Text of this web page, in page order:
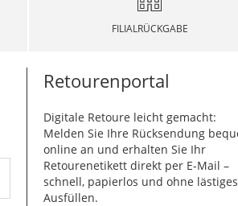
FILIALRÜCKGABE
Retourenportal
Digitale Retoure leicht gemacht:
Melden Sie Ihre Rücksendung
online an und erhalten Sie Ihr
Retourenetikett direkt per E-Mail –
schnell, papierlos und ohne lästiges
Ausfüllen.